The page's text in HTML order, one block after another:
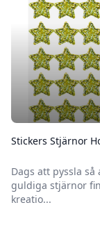
Stickers Stjärnor
Dags att pyssla
guldiga stjärnor
kreatio...